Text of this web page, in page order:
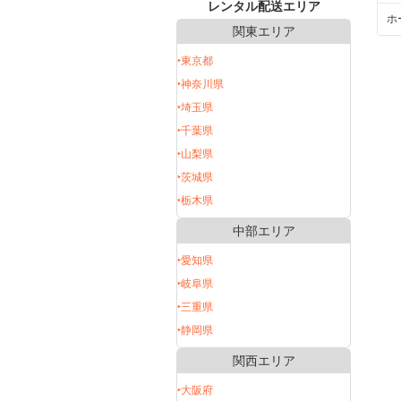
レンタル配送エリア
関東エリア
‣東京都
‣神奈川県
‣埼玉県
‣千葉県
‣山梨県
‣茨城県
‣栃木県
中部エリア
‣愛知県
‣岐阜県
‣三重県
‣静岡県
関西エリア
‣大阪府
ホ